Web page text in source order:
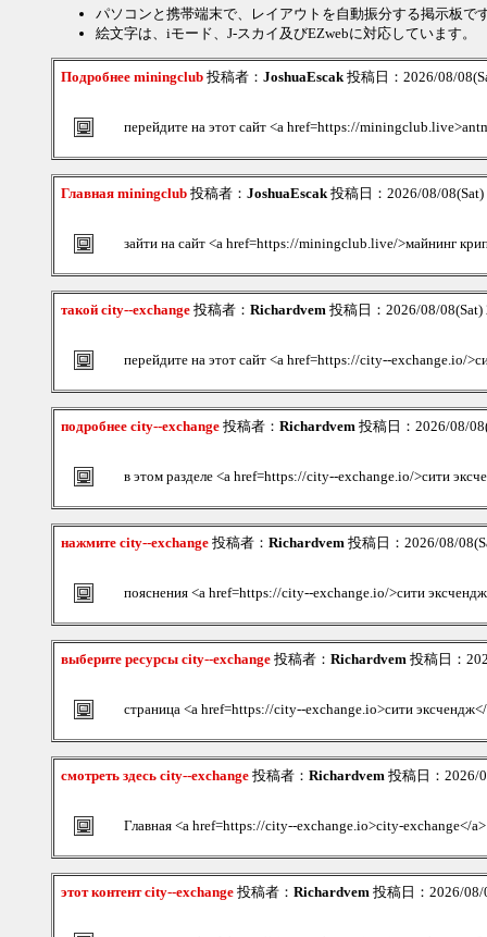
パソコンと携帯端末で、レイアウトを自動振分する掲示板で
絵文字は、iモード、J-スカイ及びEZwebに対応しています。
Подробнее miningclub 投稿者： JoshuaEscak投稿日：2026/08/
перейдите на этот сайт <a href=https://
Главная miningclub 投稿者： JoshuaEscak投稿日：2026/08/
зайти на сайт <a href=https://miningclub.live/>майнинг
такой city--exchange 投稿者： Richardvem 投稿日：2026/08/
перейдите на этот сайт <a href=https://city--exchange.io/
подробнее city--exchange 投稿者： Richardvem 投稿日：2026/08/
в этом разделе <a href=https://city--exchange.io/>сити
нажмите city--exchange 投稿者： Richardvem 投稿日：2026/08/
пояснения <a href=https://city--exchange.io/>сити
выберите ресурсы city--exchange 投稿者： Richardvem 投稿日：
страница <a href=https://city--exchange.io>сити
смотреть здесь city--exchange 投稿者： Richardvem 投稿日：2026/
Главная <a href=https://city--exchange.io>city-exchange</a>
этот контент city--exchange 投稿者： Richardvem 投稿日：2026/